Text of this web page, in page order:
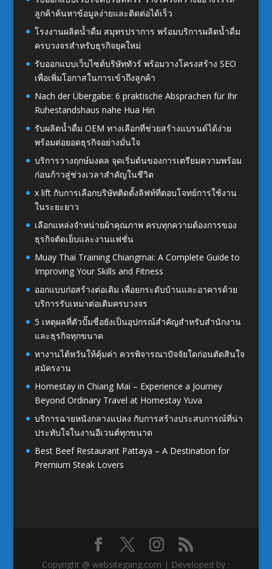
ลูกค้าค้นหาข้อมูลง่ายและติดต่อได้เร็ว
โรงงานผลิตน้ำดื่ม สมุทรปราการ พร้อมบริการผลิตน้ำดื่ม
ครบวงจรสำหรับธุรกิจยุคใหม่
รับออกแบบเว็บไซต์บริษัททัวร์ พร้อมวางโครงสร้าง SEO
เพื่อเพิ่มโอกาสในการเข้าถึงลูกค้า
Nach der Übergabe: 6 praktische Absprachen für Ihr
Ruhestandshaus nahe Hua Hin
รับผลิตน้ำดื่ม OEM ทางเลือกที่ช่วยสร้างแบรนด์ได้ง่าย
พร้อมต่อยอดธุรกิจอย่างมั่นใจ
บริการวางฤกษ์มงคล จุดเริ่มต้นของการเตรียมความพร้อม
ก่อนก้าวสู่ช่วงเวลาสำคัญในชีวิต
x lift กับการเลือกบริษัทติดตั้งลิฟท์ที่ตอบโจทย์การใช้งาน
ในระยะยาว
เลือกแหล่งจำหน่ายผ้าคุณภาพ ครบทุกความต้องการของ
ธุรกิจตัดเย็บและงานแฟชั่น
Muay Thai Training Chiangmai: A Complete Guide to
Improving Your Skills and Fitness
ออกแบบก่อสร้างต่อเติม เพื่อยกระดับบ้านและอาคารด้วย
บริการรับเหมาต่อเติมครบวงจร
5 เหตุผลที่ตัวปั๊มชื่อยังเป็นอุปกรณ์สำคัญสำหรับสำนักงาน
และธุรกิจทุกขนาด
หางานไต้หวันให้คุ้มค่า ควรพิจารณาปัจจัยใดก่อนตัดสินใจ
สมัครงาน
Homestay in Chiang Mai – Experience a Journey
Beyond Ordinary Travel at Homestay Yuva
บริการฉายหนังกลางแปลง กับการสร้างประสบการณ์ที่น่า
ประทับใจในงานอีเวนต์ทุกขนาด
Best Beef Restaurant Pattaya – A Destination for
Premium Steak Lovers
Copyright @ websitegang.com | Developed by :